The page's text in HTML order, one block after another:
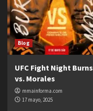
Blog
UFC Fight Night Burns
vs. Morales
mmainforma.com
17 mayo, 2025